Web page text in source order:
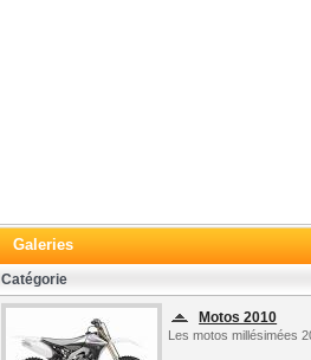
Galeries
Catégorie
Motos 2010
Les motos millésimées